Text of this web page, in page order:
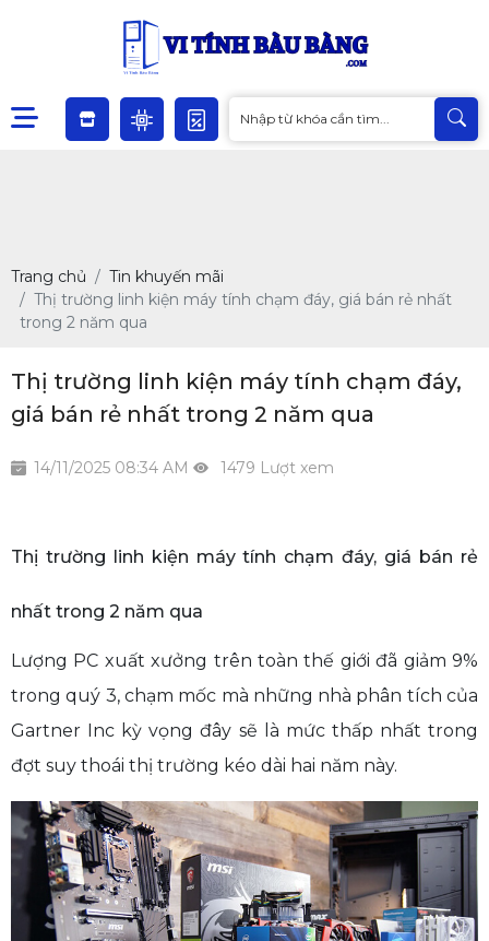
Trang chủ
Tin khuyến mãi
Thị trường linh kiện máy tính chạm đáy, giá bán rẻ nhất
trong 2 năm qua
Thị trường linh kiện máy tính chạm đáy,
giá bán rẻ nhất trong 2 năm qua
14/11/2025 08:34 AM 1479 Lượt xem
Thị trường linh kiện máy tính chạm đáy, giá bán rẻ
nhất trong 2 năm qua
Lượng PC xuất xưởng trên toàn thế giới đã giảm 9%
trong quý 3, chạm mốc mà những nhà phân tích của
Gartner Inc kỳ vọng đây sẽ là mức thấp nhất trong
đợt suy thoái thị trường kéo dài hai năm này.